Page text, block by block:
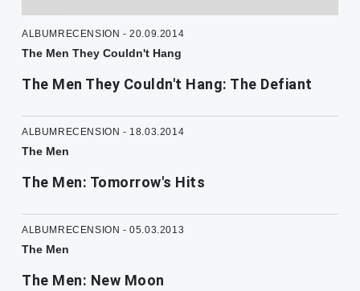
ALBUMRECENSION - 20.09.2014
The Men They Couldn't Hang
The Men They Couldn't Hang: The Defiant
ALBUMRECENSION - 18.03.2014
The Men
The Men: Tomorrow's Hits
ALBUMRECENSION - 05.03.2013
The Men
The Men: New Moon